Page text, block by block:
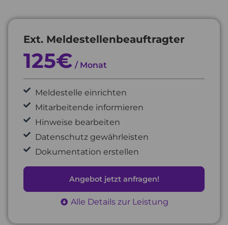
Ext. Meldestellenbeauftragter
125€ / Monat
Meldestelle einrichten
Mitarbeitende informieren
Hinweise bearbeiten
Datenschutz gewährleisten
Dokumentation erstellen
Angebot jetzt anfragen!
Alle Details zur Leistung